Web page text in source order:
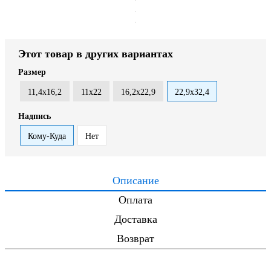
Этот товар в других вариантах
Размер
11,4х16,2 11х22 16,2х22,9 22,9х32,4
Надпись
Кому-Куда Нет
Описание
Оплата
Доставка
Возврат